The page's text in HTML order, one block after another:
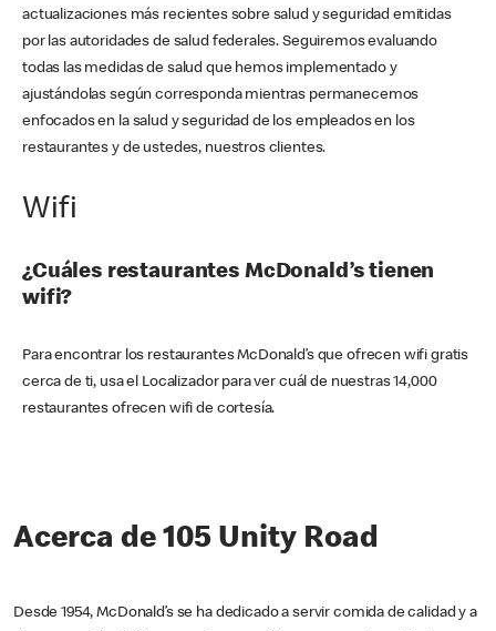
actualizaciones más recientes sobre salud y seguridad emitidas
por las autoridades de salud federales. Seguiremos evaluando
todas las medidas de salud que hemos implementado y
ajustándolas según corresponda mientras permanecemos
enfocados en la salud y seguridad de los empleados en los
restaurantes y de ustedes, nuestros clientes.
Wifi
¿Cuáles restaurantes McDonald’s tienen
wifi?
Para encontrar los restaurantes McDonald’s que ofrecen wifi gratis
cerca de ti, usa el Localizador para ver cuál de nuestras 14,000
restaurantes ofrecen wifi de cortesía.
Acerca de 105 Unity Road
Desde 1954, McDonald’s se ha dedicado a servir comida de calidad y a